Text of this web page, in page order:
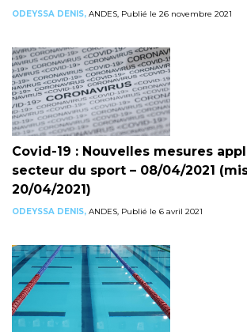
ODEYSSA DENIS, ANDES, Publié le 26 novembre 2021
Covid-19 : Nouvelles mesures
secteur du sport – 08/04/2021
20/04/2021)
ODEYSSA DENIS, ANDES, Publié le 6 avril 2021